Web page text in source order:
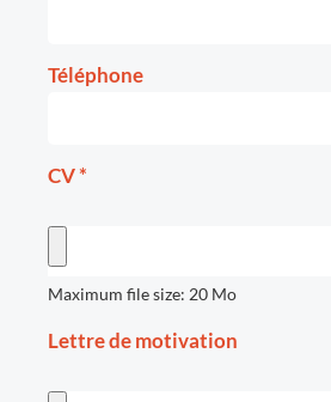
Téléphone
CV*
Maximum file size: 20 Mo
Lettre de motivation